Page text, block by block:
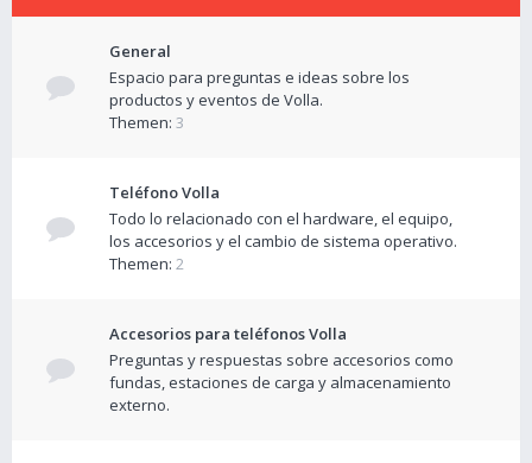
General
Espacio para preguntas e ideas sobre los
productos y eventos de Volla.
Themen: 3
Teléfono Volla
Todo lo relacionado con el hardware, el equipo,
los accesorios y el cambio de sistema operativo.
Themen: 2
Accesorios para teléfonos Volla
Preguntas y respuestas sobre accesorios como
fundas, estaciones de carga y almacenamiento
externo.